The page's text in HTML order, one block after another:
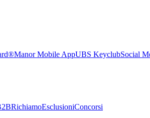
Manor Mobile AppUBS KeyclubSocial
RichiamoEsclusioniConcorsi